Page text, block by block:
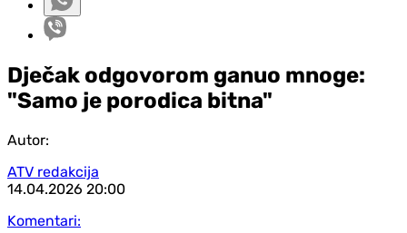
Dječak odgovorom ganuo mnoge:
"Samo je porodica bitna"
Autor:
ATV redakcija
14.04.2026 20:00
Komentari: